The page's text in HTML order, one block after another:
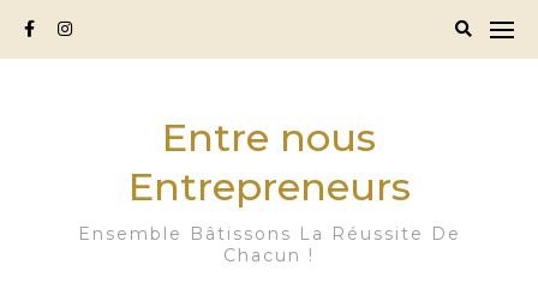
Entre nous
Entrepreneurs
Ensemble Bâtissons La Réussite De
Chacun !